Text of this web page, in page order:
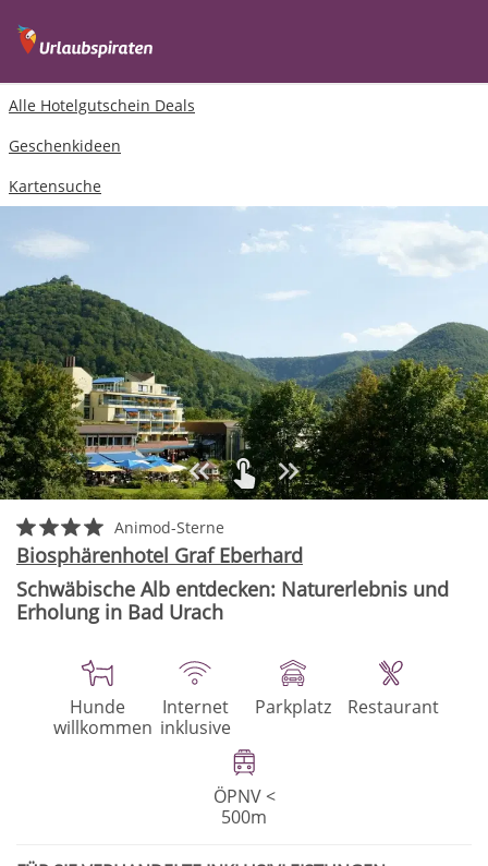
Alle Hotelgutschein Deals
Geschenkideen
Kartensuche
Animod-Sterne
Biosphärenhotel Graf Eberhard
Schwäbische Alb entdecken: Naturerlebnis und
Erholung in Bad Urach
Hunde
willkommen
Internet
inklusive
Parkplatz Restaurant
ÖPNV <
500m